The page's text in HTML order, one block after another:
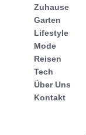
Zuhause
Garten
Lifestyle
Mode
Reisen
Tech
Über Uns
Kontakt